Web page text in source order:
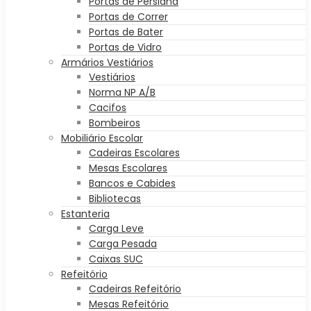
Portas de Correr
Portas de Bater
Portas de Vidro
Armários Vestiários
Vestiários
Norma NP A/B
Cacifos
Bombeiros
Mobiliário Escolar
Cadeiras Escolares
Mesas Escolares
Bancos e Cabides
Bibliotecas
Estanteria
Carga Leve
Carga Pesada
Caixas SUC
Refeitório
Cadeiras Refeitório
Mesas Refeitório